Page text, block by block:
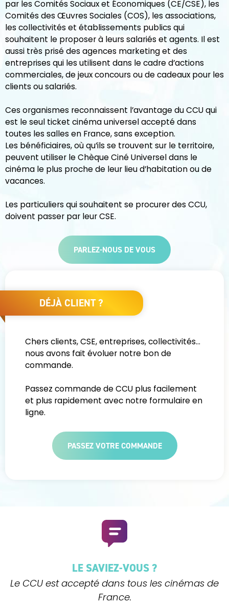
par les Comités Sociaux et Économiques (CE/CSE), les
Comités des Œuvres Sociales (COS), les associations,
les collectivités et établissements publics qui
souhaitent le proposer à leurs salariés et agents. Il est
aussi très prisé des agences marketing et des
entreprises qui les utilisent dans le cadre d’actions
commerciales, de jeux concours ou de cadeaux pour les
clients ou salariés.
Ces organismes reconnaissent l’avantage du CCU qui
est le seul ticket cinéma universel accepté dans
toutes les salles en France, sans exception.
Les bénéficiaires, où qu’ils se trouvent sur le territoire,
peuvent utiliser le Chèque Ciné Universel dans le
cinéma le plus proche de leur lieu d’habitation ou de
vacances.
Les particuliers qui souhaitent se procurer des CCU,
doivent passer par leur CSE.
PARLEZ-NOUS DE VOUS
DÉJÀ CLIENT ?
Chers clients, CSE, entreprises, collectivités…
nous avons fait évoluer notre bon de
commande.
Passez commande de CCU plus facilement
et plus rapidement avec notre formulaire en
ligne.
PASSEZ VOTRE COMMANDE
LE SAVIEZ-VOUS ?
Le CCU est accepté dans tous les cinémas de
France.